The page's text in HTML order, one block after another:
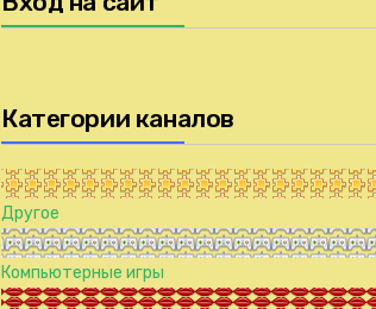
Категории каналов
Другое
Компьютерные игры